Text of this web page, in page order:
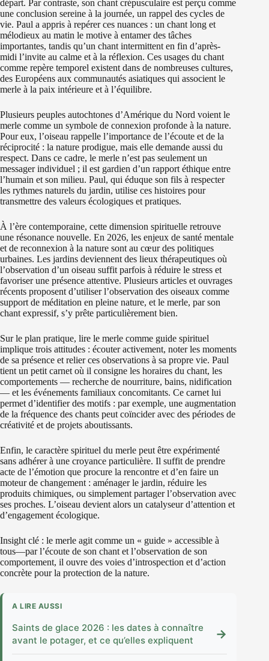
départ. Par contraste, son chant crépusculaire est perçu comme
une conclusion sereine à la journée, un rappel des cycles de
vie. Paul a appris à repérer ces nuances : un chant long et
mélodieux au matin le motive à entamer des tâches
importantes, tandis qu’un chant intermittent en fin d’après-
midi l’invite au calme et à la réflexion. Ces usages du chant
comme repère temporel existent dans de nombreuses cultures,
des Européens aux communautés asiatiques qui associent le
merle à la paix intérieure et à l’équilibre.
Plusieurs peuples autochtones d’Amérique du Nord voient le
merle comme un symbole de connexion profonde à la nature.
Pour eux, l’oiseau rappelle l’importance de l’écoute et de la
réciprocité : la nature prodigue, mais elle demande aussi du
respect. Dans ce cadre, le merle n’est pas seulement un
messager individuel ; il est gardien d’un rapport éthique entre
l’humain et son milieu. Paul, qui éduque son fils à respecter
les rythmes naturels du jardin, utilise ces histoires pour
transmettre des valeurs écologiques et pratiques.
À l’ère contemporaine, cette dimension spirituelle retrouve
une résonance nouvelle. En 2026, les enjeux de santé mentale
et de reconnexion à la nature sont au cœur des politiques
urbaines. Les jardins deviennent des lieux thérapeutiques où
l’observation d’un oiseau suffit parfois à réduire le stress et
favoriser une présence attentive. Plusieurs articles et ouvrages
récents proposent d’utiliser l’observation des oiseaux comme
support de méditation en pleine nature, et le merle, par son
chant expressif, s’y prête particulièrement bien.
Sur le plan pratique, lire le merle comme guide spirituel
implique trois attitudes : écouter activement, noter les moments
de sa présence et relier ces observations à sa propre vie. Paul
tient un petit carnet où il consigne les horaires du chant, les
comportements — recherche de nourriture, bains, nidification
— et les événements familiaux concomitants. Ce carnet lui
permet d’identifier des motifs : par exemple, une augmentation
de la fréquence des chants peut coïncider avec des périodes de
créativité et de projets aboutissants.
Enfin, le caractère spirituel du merle peut être expérimenté
sans adhérer à une croyance particulière. Il suffit de prendre
acte de l’émotion que procure la rencontre et d’en faire un
moteur de changement : aménager le jardin, réduire les
produits chimiques, ou simplement partager l’observation avec
ses proches. L’oiseau devient alors un catalyseur d’attention et
d’engagement écologique.
Insight clé : le merle agit comme un « guide » accessible à
tous—par l’écoute de son chant et l’observation de son
comportement, il ouvre des voies d’introspection et d’action
concrète pour la protection de la nature.
A LIRE AUSSI
Saints de glace 2026 : les dates à connaître
avant le potager, et ce qu’elles expliquent
→